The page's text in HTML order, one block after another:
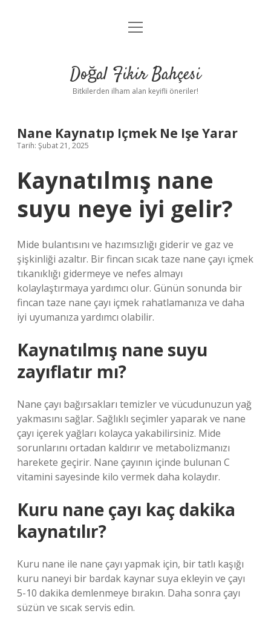
Anasayfa
Yasal Uyarı
menüyü
Doğal Fikir Bahçesi
Bitkilerden ilham alan keyifli öneriler!
Nane Kaynatıp Içmek Ne Işe Yarar
Tarih: Şubat 21, 2025
Kaynatılmış nane
suyu neye iyi gelir?
Mide bulantısını ve hazımsızlığı giderir ve gaz ve
şişkinliği azaltır. Bir fincan sıcak taze nane çayı içmek
tıkanıklığı gidermeye ve nefes almayı
kolaylaştırmaya yardımcı olur. Günün sonunda bir
fincan taze nane çayı içmek rahatlamanıza ve daha
iyi uyumanıza yardımcı olabilir.
Kaynatılmış nane suyu
zayıflatır mı?
Nane çayı bağırsakları temizler ve vücudunuzun yağ
yakmasını sağlar. Sağlıklı seçimler yaparak ve nane
çayı içerek yağları kolayca yakabilirsiniz. Mide
sorunlarını ortadan kaldırır ve metabolizmanızı
harekete geçirir. Nane çayının içinde bulunan C
vitamini sayesinde kilo vermek daha kolaydır.
Kuru nane çayı kaç dakika
kaynatılır?
Kuru nane ile nane çayı yapmak için, bir tatlı kaşığı
kuru naneyi bir bardak kaynar suya ekleyin ve çayı
5-10 dakika demlenmeye bırakın. Daha sonra çayı
süzün ve sıcak servis edin.